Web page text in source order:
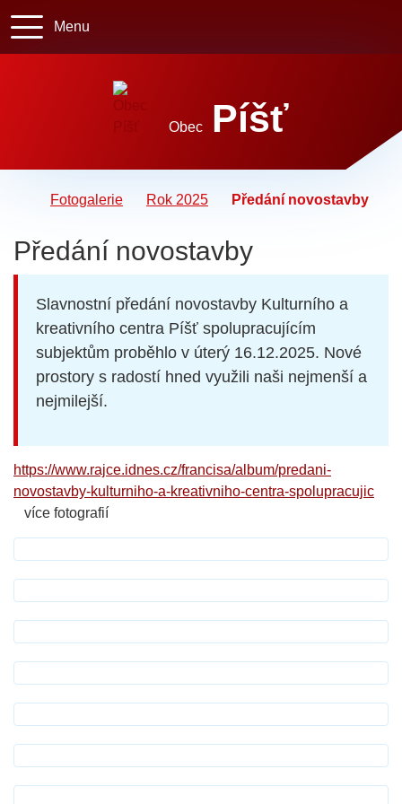
Menu
Obec Píšť
Úvodní stránka
Fotogalerie Rok 2025 Předání novostavby
Předání novostavby
Slavnostní předání novostavby Kulturního
a kreativního centra Píšť spolupracujícím
subjektům proběhlo v úterý 16.12.2025.
Nové prostory s radostí hned využili naši
nejmenší a nejmilejší.
https://www.rajce.idnes.cz/francisa/album/predani-
novostavby-kulturniho-a-kreativniho-centra-
spolupracujicvíce fotografií